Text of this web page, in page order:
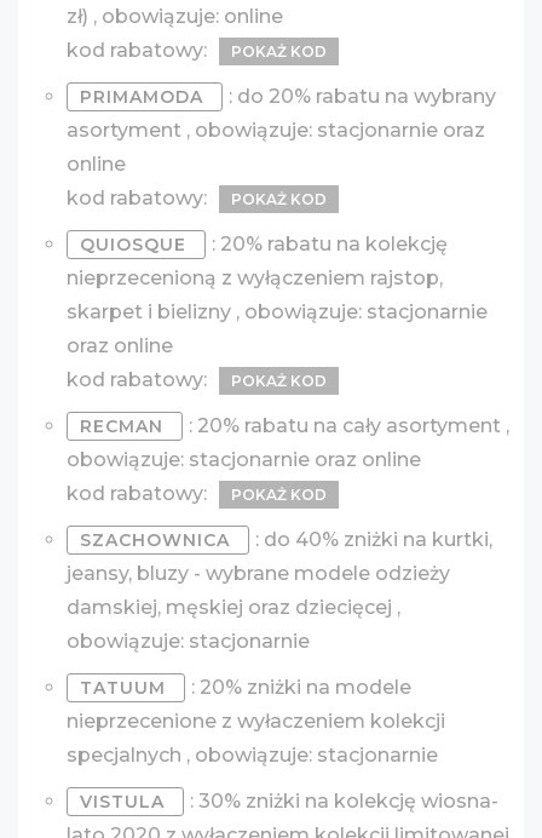
zł) , obowiązuje: online
kod rabatowy:
POKAŻ KOD
PRIMAMODA
: do 20% rabatu na wybrany
asortyment , obowiązuje: stacjonarnie oraz
online
kod rabatowy:
POKAŻ KOD
QUIOSQUE
: 20% rabatu na kolekcję
nieprzecenioną z wyłączeniem rajstop,
skarpet i bielizny , obowiązuje: stacjonarnie
oraz online
kod rabatowy:
POKAŻ KOD
RECMAN
: 20% rabatu na cały asortyment ,
obowiązuje: stacjonarnie oraz online
kod rabatowy:
POKAŻ KOD
SZACHOWNICA
: do 40% zniżki na kurtki,
jeansy, bluzy - wybrane modele odzieży
damskiej, męskiej oraz dziecięcej ,
obowiązuje: stacjonarnie
TATUUM
: 20% zniżki na modele
nieprzecenione z wyłaczeniem kolekcji
specjalnych , obowiązuje: stacjonarnie
VISTULA
: 30% zniżki na kolekcję wiosna-